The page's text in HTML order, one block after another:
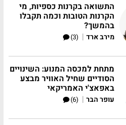
התשואה בקרנות כספיות, מי
הקרנות הטובות וכמה תקבלו
בהמשך?
מירב ארד |
(3)
מתחת למכסה המנוע: השינויים
הסודיים שחיל האוויר מבצע
באפאצ'י האמריקאי
עופר הבר |
(6)